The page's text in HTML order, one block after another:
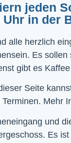
jeden
Uhr in der
alle herzlich
Es
gibt es
Seite
Mehr
und
Es